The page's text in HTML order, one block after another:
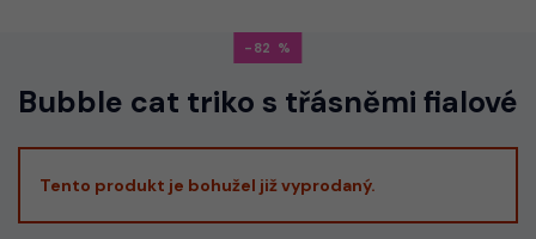
-82
Bubble cat triko s třásněmi fialové
Tento produkt je bohužel již vyprodaný.